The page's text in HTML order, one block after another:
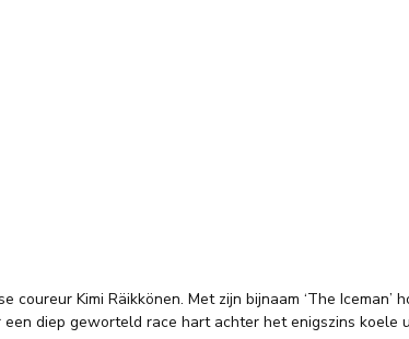
Kimi Räikkönen. Met zijn bijnaam ‘The
diep geworteld race hart achter het enigszins koele